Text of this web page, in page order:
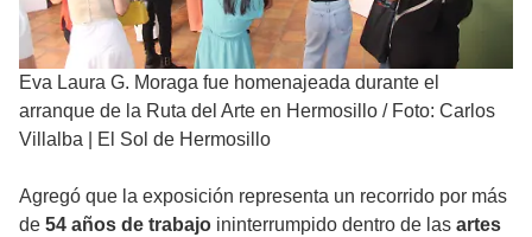
Eva Laura G. Moraga fue homenajeada durante el
arranque de la Ruta del Arte en Hermosillo / Foto: Carlos
Villalba | El Sol de Hermosillo
Agregó que la exposición representa un recorrido por más
de 54 años de trabajo ininterrumpido dentro de las artes